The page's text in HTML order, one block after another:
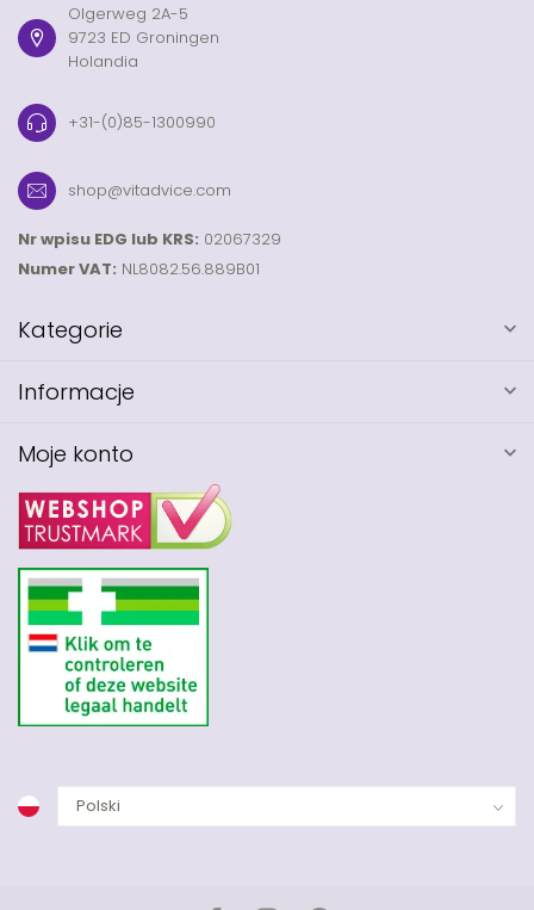
Olgerweg 2A-5
9723 ED Groningen
Holandia
+31-(0)85-1300990
shop@vitadvice.com
Nr wpisu EDG lub KRS: 02067329
Numer VAT: NL8082.56.889B01
Kategorie
Informacje
Moje konto